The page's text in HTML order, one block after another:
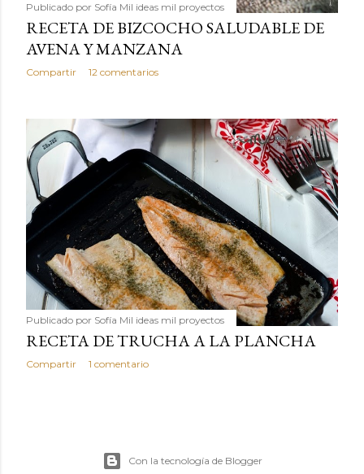
Publicado por Sofía Mil ideas mil proyectos
RECETA DE BIZCOCHO SALUDABLE DE
AVENA Y MANZANA
Compartir 12 comentarios
Publicado por Sofía Mil ideas mil proyectos
RECETA DE TRUCHA A LA PLANCHA
Compartir 1 comentario
Con la tecnología de Blogger